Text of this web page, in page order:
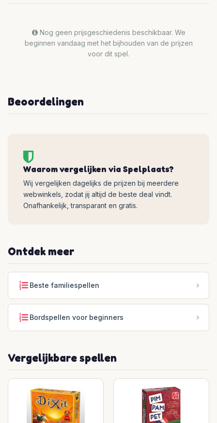
Nog geen prijsgeschiedenis beschikbaar. We
beginnen vandaag met het bijhouden van de prijzen
voor dit spel.
Beoordelingen
Waarom vergelijken via Spelplaats?
Wij vergelijken dagelijks de prijzen bij meerdere
webwinkels, zodat jij altijd de beste deal vindt.
Onafhankelijk, transparant en gratis.
Ontdek meer
Beste familiespellen
Bordspellen voor beginners
Vergelijkbare spellen